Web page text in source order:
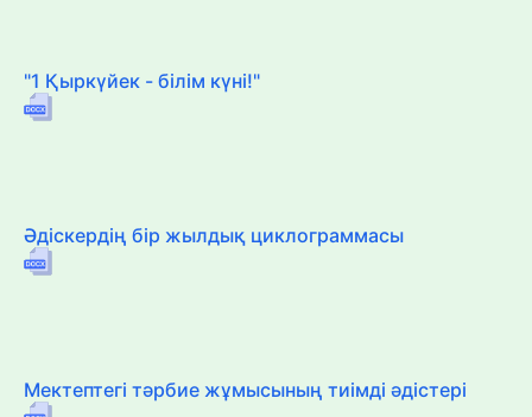
"1 Қыркүйек - білім күні!"
Әдіскердің бір жылдық циклограммасы
Мектептегі тәрбие жұмысының тиімді әдістері